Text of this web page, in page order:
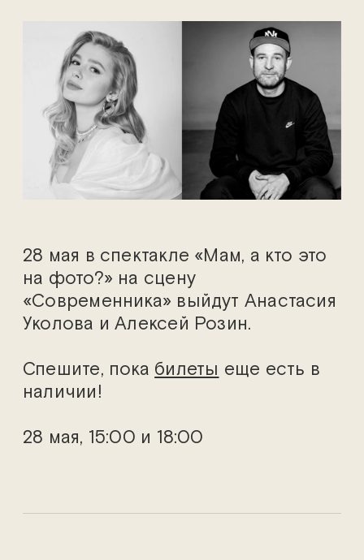
28 мая в спектакле «Мам, а кто это
на фото?» на сцену
«Современника» выйдут Анастасия
Уколова и Алексей Розин.
Спешите, пока билеты еще есть в
наличии!
28 мая, 15:00 и 18:00